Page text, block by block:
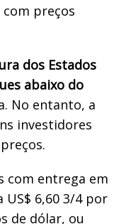
preços
dos Estados
abaixo do
No entanto, a
investidores
com entrega em
US$ 6,60 3/4 por
de dólar, ou